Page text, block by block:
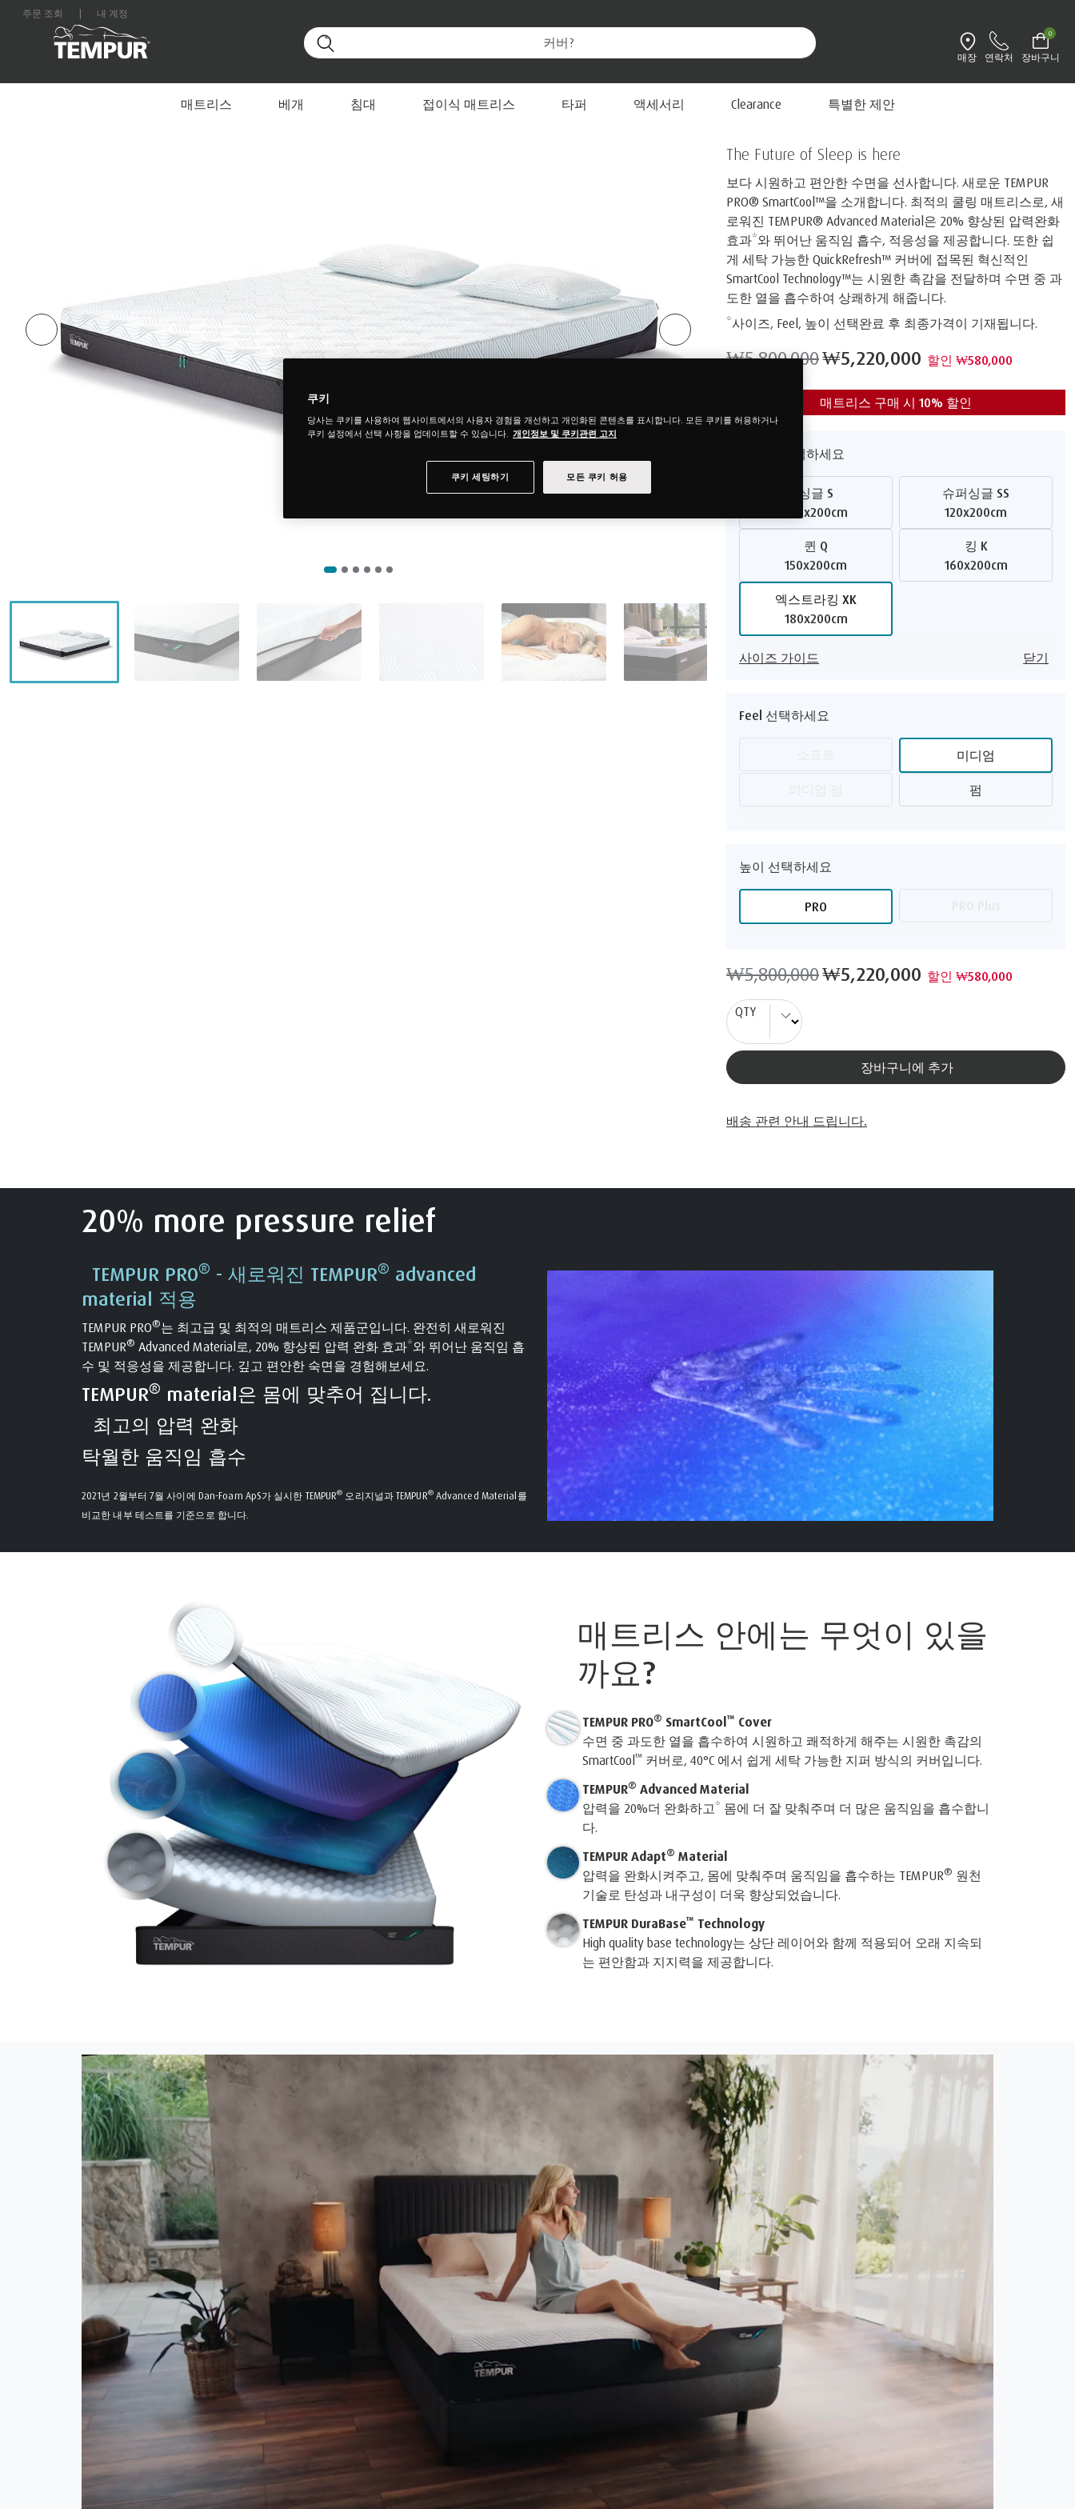
주문 조회 내 계정
매장 연락처 장바구니
0
매트리스 베개 침대 접이식 매트리스 타퍼 액세서리 Clearance 특별한 제안
대한민국 사이트를 보고 있습니다. 언제든지 환경설정을 변경할 수 있습니다 환경설정 변경
홈 매트리스 TEMPUR PRO SmartCool
프로 스마트쿨
The Future of Sleep is here
보다 시원하고 편안한 수면을 선사합니다. 새로운 TEMPUR
PRO®️ SmartCool™을 소개합니다. 최적의 쿨링 매트리스로, 새
로워진 TEMPUR® Advanced Material은 20% 향상된 압력완화
효과*와 뛰어난 움직임 흡수, 적응성을 제공합니다. 또한 쉽
게 세탁 가능한 QuickRefresh™ 커버에 접목된 혁신적인
SmartCool Technology™는 시원한 촉감을 전달하며 수면 중 과
도한 열을 흡수하여 상쾌하게 해줍니다.
*사이즈, Feel, 높이 선택완료 후 최종가격이 기재됩니다.
₩5,800,000₩5,220,000 할인 ₩580,000
매트리스 구매 시 10% 할인
사이즈 선택하세요
싱글 S
100x200cm
슈퍼싱글 SS
120x200cm
퀸 Q
150x200cm
킹 K
160x200cm
엑스트라킹 XK
180x200cm
사이즈 가이드 닫기
Feel 선택하세요
미디엄
펌
높이 선택하세요
PRO
₩5,800,000₩5,220,000 할인 ₩580,000
QTY
장바구니에 추가
배송 관련 안내 드립니다.
20% more pressure relief
TEMPUR PRO® - 새로워진 TEMPUR® advanced
material 적용
TEMPUR PRO®는 최고급 및 최적의 매트리스 제품군입니다. 완전히 새로워진
TEMPUR® Advanced Material로, 20% 향상된 압력 완화 효과*와 뛰어난 움직임 흡
수 및 적응성을 제공합니다. 깊고 편안한 숙면을 경험해보세요.
TEMPUR® material은 몸에 맞추어 집니다.
최고의 압력 완화
탁월한 움직임 흡수
2021년 2월부터 7월 사이에 Dan-Foam ApS가 실시한 TEMPUR® 오리지널과 TEMPUR®Advanced Material를
비교한 내부 테스트를 기준으로 합니다.
매트리스 안에는 무엇이 있을
까요?
TEMPUR PRO® SmartCool™ Cover
수면 중 과도한 열을 흡수하여 시원하고 쾌적하게 해주는 시원한 촉감의
SmartCool™ 커버로, 40°C 에서 쉽게 세탁 가능한 지퍼 방식의 커버입니다.
TEMPUR® Advanced Material
압력을 20%더 완화하고* 몸에 더 잘 맞춰주며 더 많은 움직임을 흡수합니
다.
TEMPUR Adapt® Material
압력을 완화시켜주고, 몸에 맞춰주며 움직임을 흡수하는 TEMPUR® 원천
기술로 탄성과 내구성이 더욱 향상되었습니다.
TEMPUR DuraBase™ Technology
High quality base technology는 상단 레이어와 함께 적용되어 오래 지속되
는 편안함과 지지력을 제공합니다.
쿠키
당사는 쿠키를 사용하여 웹사이트에서의 사용자 경험을 개선하고 개인화된 콘텐츠를 표시합니다. 모든 쿠키를 허용하거나
쿠키 설정에서 선택 사항을 업데이트할 수 있습니다. 개인정보 및 쿠키관련 고지
모든 쿠키 허용
쿠키 세팅하기